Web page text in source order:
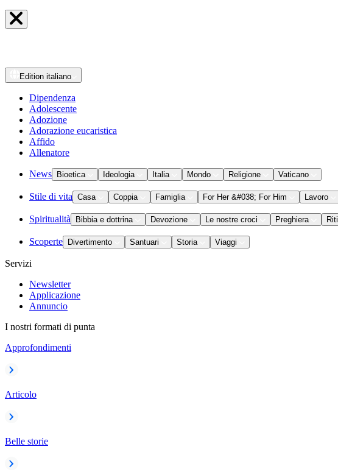
Edition italiano
Dipendenza
Adolescente
Adozione
Adorazione eucaristica
Affido
Allenatore
News Bioetica Ideologia Italia Mondo Religione Vaticano
Stile di vita Casa Coppia Famiglia For Her &#038; For Him Lavoro
Spiritualità Bibbia e dottrina Devozione Le nostre croci Preghiera Riti
Scoperte Divertimento Santuari Storia Viaggi
Servizi
Newsletter
Applicazione
Annuncio
I nostri formati di punta
Approfondimenti
Articolo
Belle storie